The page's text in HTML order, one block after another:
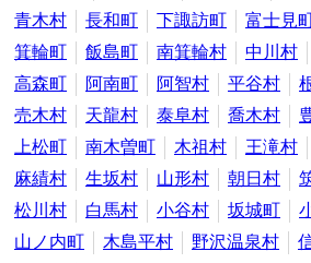
青木村
長和町 下諏訪町 富士見
箕輪町
飯島町 南箕輪村 中川村
高森町
阿南町 阿智村 平谷村
売木村
天龍村 泰阜村 喬木村
上松町
南木曽町 木祖村 王滝村
麻績村
生坂村 山形村 朝日村
松川村
白馬村 小谷村 坂城町
山ノ内町
木島平村 野沢温泉村